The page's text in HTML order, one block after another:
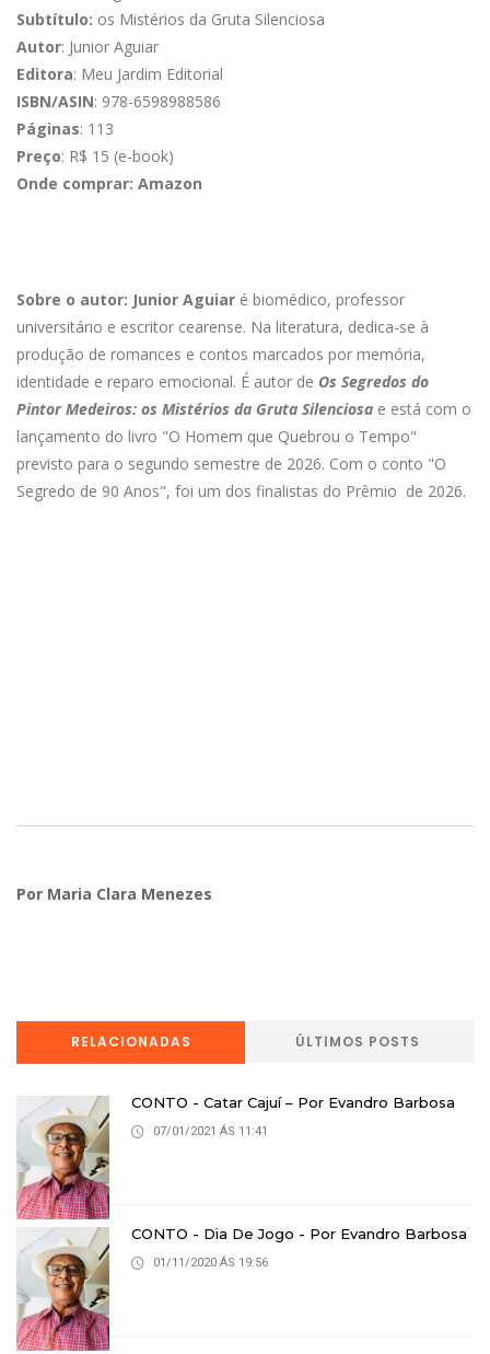
Subtítulo: os Mistérios da Gruta Silenciosa
Autor: Junior Aguiar
Editora: Meu Jardim Editorial
ISBN/ASIN: 978-6598988586
Páginas: 113
Preço: R$ 15 (e-book)
Onde comprar: Amazon
Sobre o autor: Junior Aguiar é biomédico, professor
universitário e escritor cearense. Na literatura, dedica-se à
produção de romances e contos marcados por memória,
identidade e reparo emocional. É autor de Os Segredos do
Pintor Medeiros: os Mistérios da Gruta Silenciosa e está com o
lançamento do livro "O Homem que Quebrou o Tempo"
previsto para o segundo semestre de 2026. Com o conto "O
Segredo de 90 Anos", foi um dos finalistas do Prêmio de 2026.
Por Maria Clara Menezes
RELACIONADAS ÚLTIMOS POSTS
CONTO - Catar Cajuí – Por Evandro Barbosa
07/01/2021 ÁS 11:41
CONTO - Dia De Jogo - Por Evandro Barbosa
01/11/2020 ÁS 19:56